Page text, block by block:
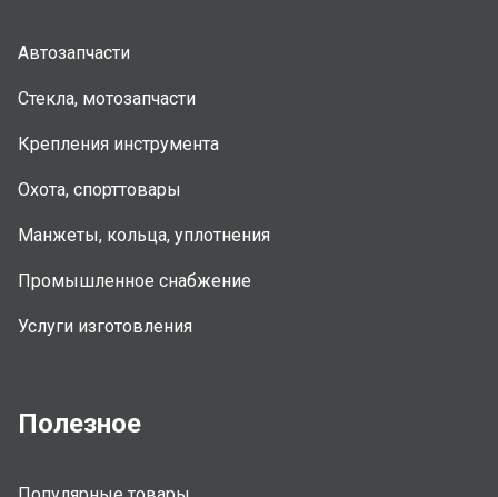
Автозапчасти
Стекла, мотозапчасти
Крепления инструмента
Охота, спорттовары
Манжеты, кольца, уплотнения
Промышленное снабжение
Услуги изготовления
Полезное